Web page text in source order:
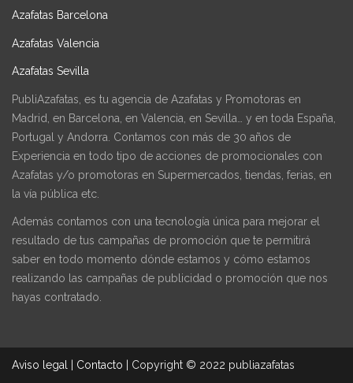
Azafatas Barcelona
Azafatas Valencia
Azafatas Sevilla
PubliAzafatas, es tu agencia de Azafatas y Promotoras en
Madrid, en Barcelona, en Valencia, en Sevilla… y en toda España,
Portugal y Andorra. Contamos con más de 30 años de
Experiencia en todo tipo de acciones de promocionales con
Azafatas y/o promotoras en Supermercados, tiendas, ferias, en
la vía pública etc.
Además contamos con una tecnología única para mejorar el
resultado de tus campañas de promoción que te permitirá
saber en todo momento dónde estamos y cómo estamos
realizando las campañas de publicidad o promoción que nos
hayas contratado.
Aviso legal | Contacto | Copyright © 2022 publiazafatas